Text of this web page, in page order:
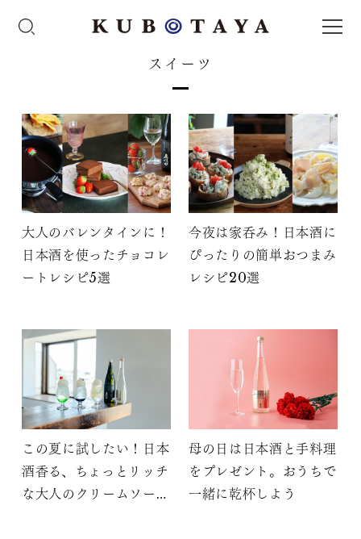
スイーツ
大人のバレンタインに！
日本酒を使ったチョコレ
ートレシピ5選
今夜は家呑み！日本酒に
ぴったりの簡単おつまみ
レシピ20選
この夏に試したい！日本
酒香る、ちょっとリッチ
な大人のクリームソーダ
母の日は日本酒と手料理
をプレゼント。おうちで
一緒に乾杯しよう